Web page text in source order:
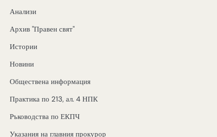
Анализи
Архив "Правен свят"
Истории
Новини
Обществена информация
Практика по 213, ал. 4 НПК
Ръководства по ЕКПЧ
Указания на главния прокурор